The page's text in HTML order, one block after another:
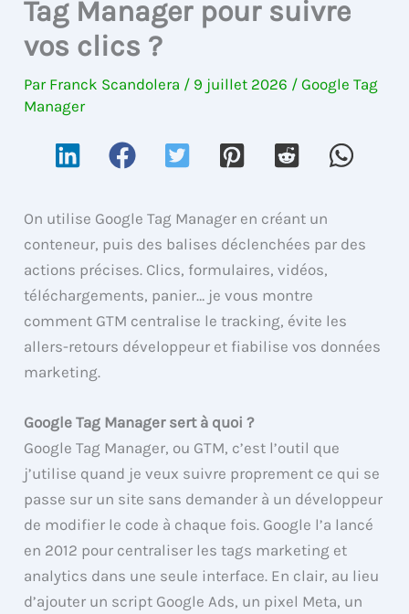
Tag Manager pour suivre
vos clics ?
Par Franck Scandolera / 9 juillet 2026 /Google Tag
Manager
On utilise Google Tag Manager en créant un
conteneur, puis des balises déclenchées par des
actions précises. Clics, formulaires, vidéos,
téléchargements, panier… je vous montre
comment GTM centralise le tracking, évite les
allers-retours développeur et fiabilise vos données
marketing.
Google Tag Manager sert à quoi ?
Google Tag Manager, ou GTM, c’est l’outil que
j’utilise quand je veux suivre proprement ce qui se
passe sur un site sans demander à un développeur
de modifier le code à chaque fois. Google l’a lancé
en 2012 pour centraliser les tags marketing et
analytics dans une seule interface. En clair, au lieu
d’ajouter un script Google Ads, un pixel Meta, un